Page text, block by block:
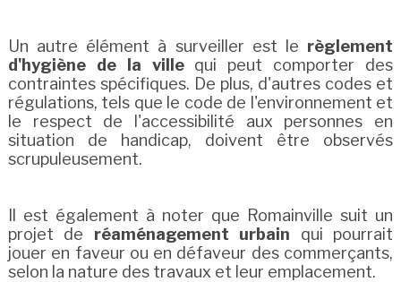
Un autre élément à surveiller est le règlement
d'hygiène de la villequi peut comporter des
contraintes spécifiques. De plus, d'autres codes et
régulations, tels que le code de l'environnement et
le respect de l'accessibilité aux personnes en
situation de handicap, doivent être observés
scrupuleusement.
Il est également à noter que Romainville suit un
projet de réaménagement urbain qui pourrait
jouer en faveur ou en défaveur des commerçants,
selon la nature des travaux et leur emplacement.